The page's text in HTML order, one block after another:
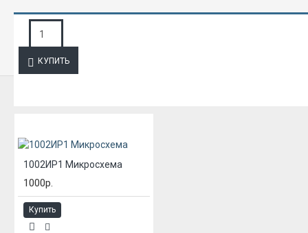
КУПИТЬ
1002ИР1 Микросхема
1000р.
Купить